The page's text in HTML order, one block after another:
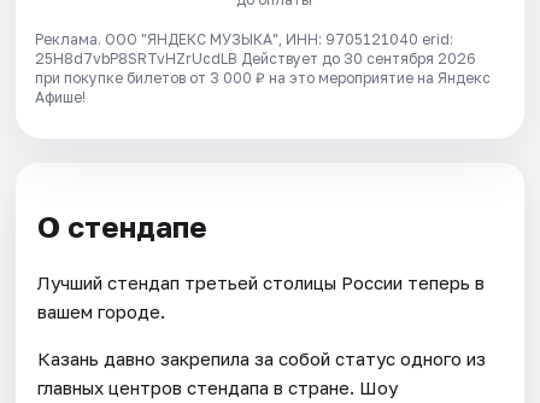
Реклама. ООО "ЯНДЕКС МУЗЫКА", ИНН: 9705121040 erid:
25H8d7vbP8SRTvHZrUcdLB Действует до 30 сентября 2026
при покупке билетов от 3 000 ₽ на это мероприятие на Яндекс
Афише!
О стендапе
Лучший стендап третьей столицы России теперь в
вашем городе.
Казань давно закрепила за собой статус одного из
главных центров стендапа в стране. Шоу